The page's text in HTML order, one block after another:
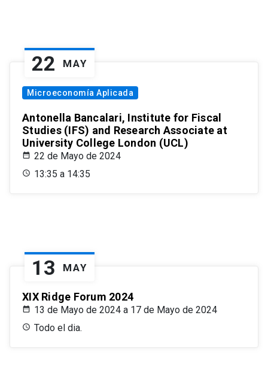
22 MAY
Microeconomía Aplicada
Antonella Bancalari, Institute for Fiscal
Studies (IFS) and Research Associate at
University College London (UCL)
22 de Mayo de 2024
13:35 a 14:35
13 MAY
XIX Ridge Forum 2024
13 de Mayo de 2024 a 17 de Mayo de 2024
Todo el dia.